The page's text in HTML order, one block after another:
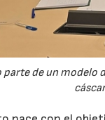
parte de un modelo